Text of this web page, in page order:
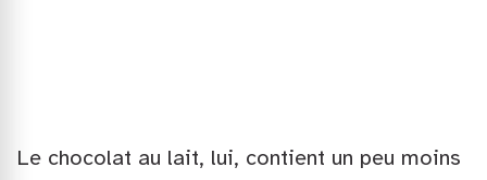
Le chocolat au lait, lui, contient un peu moins